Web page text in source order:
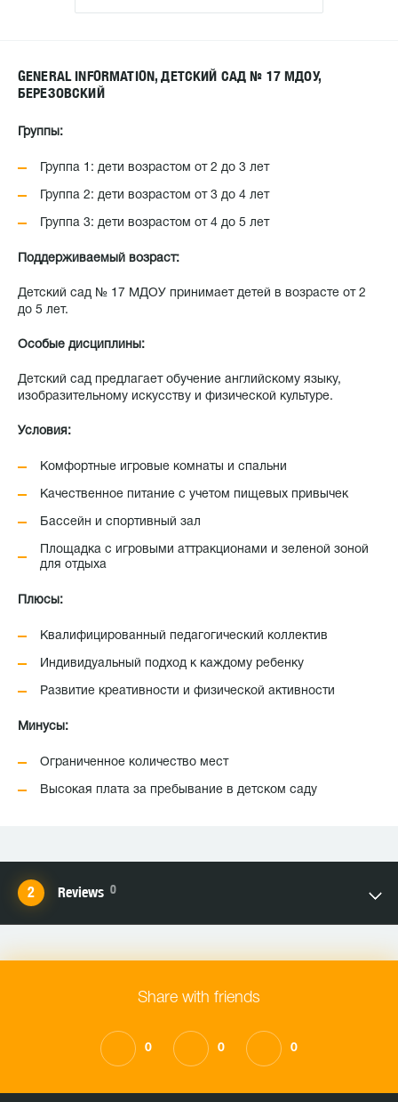
GENERAL INFORMATION, ДЕТСКИЙ САД № 17 МДОУ,
БЕРЕЗОВСКИЙ
Группы:
Группа 1: дети возрастом от 2 до 3 лет
Группа 2: дети возрастом от 3 до 4 лет
Группа 3: дети возрастом от 4 до 5 лет
Поддерживаемый возраст:
Детский сад № 17 МДОУ принимает детей в возрасте от 2
до 5 лет.
Особые дисциплины:
Детский сад предлагает обучение английскому языку,
изобразительному искусству и физической культуре.
Условия:
Комфортные игровые комнаты и спальни
Качественное питание с учетом пищевых привычек
Бассейн и спортивный зал
Площадка с игровыми аттракционами и зеленой зоной
для отдыха
Плюсы:
Квалифицированный педагогический коллектив
Индивидуальный подход к каждому ребенку
Развитие креативности и физической активности
Минусы:
Ограниченное количество мест
Высокая плата за пребывание в детском саду
Reviews 0
Share with friends
0 0 0